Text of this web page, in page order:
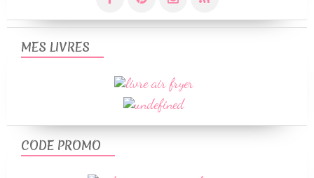
MES LIVRES
CODE PROMO